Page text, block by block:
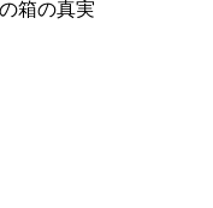
箱の真実